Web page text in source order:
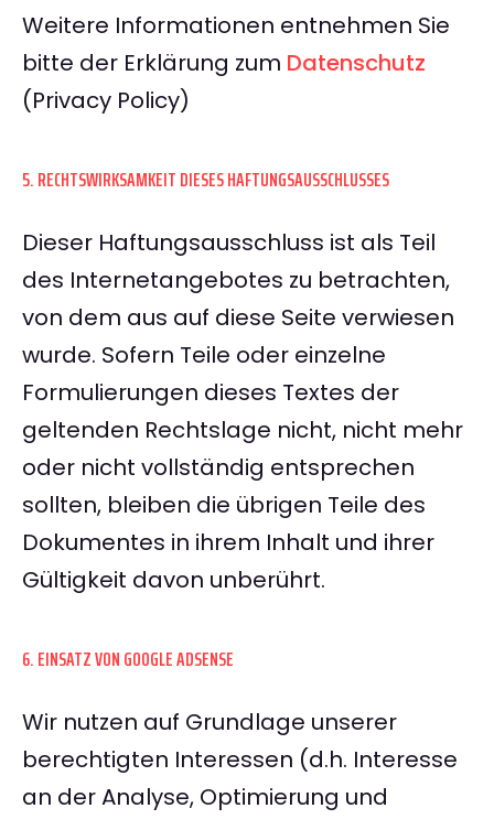
Weitere Informationen entnehmen Sie
bitte der Erklärung zum Datenschutz
(Privacy Policy)
5. RECHTSWIRKSAMKEIT DIESES HAFTUNGSAUSSCHLUSSES
Dieser Haftungsausschluss ist als Teil
des Internetangebotes zu betrachten,
von dem aus auf diese Seite verwiesen
wurde. Sofern Teile oder einzelne
Formulierungen dieses Textes der
geltenden Rechtslage nicht, nicht mehr
oder nicht vollständig entsprechen
sollten, bleiben die übrigen Teile des
Dokumentes in ihrem Inhalt und ihrer
Gültigkeit davon unberührt.
6. EINSATZ VON GOOGLE ADSENSE
Wir nutzen auf Grundlage unserer
berechtigten Interessen (d.h. Interesse
an der Analyse, Optimierung und